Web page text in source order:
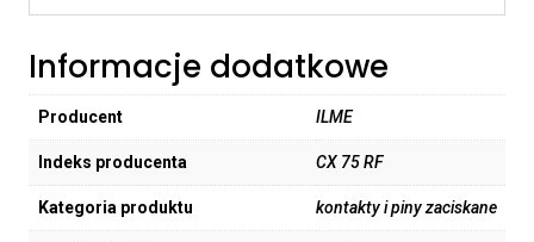
Informacje dodatkowe
Producent ILME
Indeks producenta CX 75 RF
Kategoria produktu kontakty i piny zaciskane